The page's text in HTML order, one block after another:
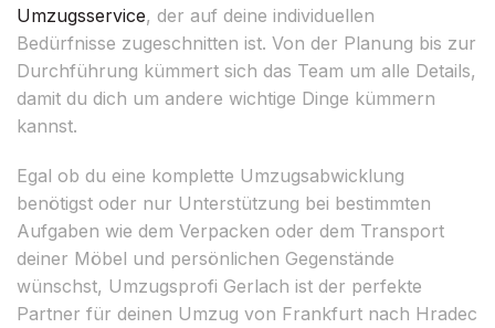
Umzugsservice, der auf deine individuellen
Bedürfnisse zugeschnitten ist. Von der Planung bis zur
Durchführung kümmert sich das Team um alle Details,
damit du dich um andere wichtige Dinge kümmern
kannst.
Egal ob du eine komplette Umzugsabwicklung
benötigst oder nur Unterstützung bei bestimmten
Aufgaben wie dem Verpacken oder dem Transport
deiner Möbel und persönlichen Gegenstände
wünschst, Umzugsprofi Gerlach ist der perfekte
Partner für deinen Umzug von Frankfurt nach Hradec